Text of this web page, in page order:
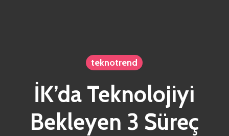
teknotrend
İK’da Teknolojiyi
Bekleyen 3 Süreç